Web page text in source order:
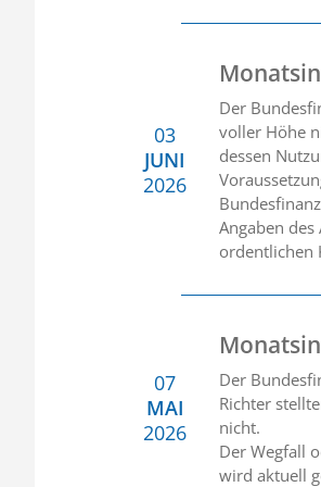
03
JUNI
2026
Der
voller Höhe
dessen
Angaben
ordentlichen
07
MAI
2026
Der
Richter
nicht.
Der Wegfall
wird aktuell